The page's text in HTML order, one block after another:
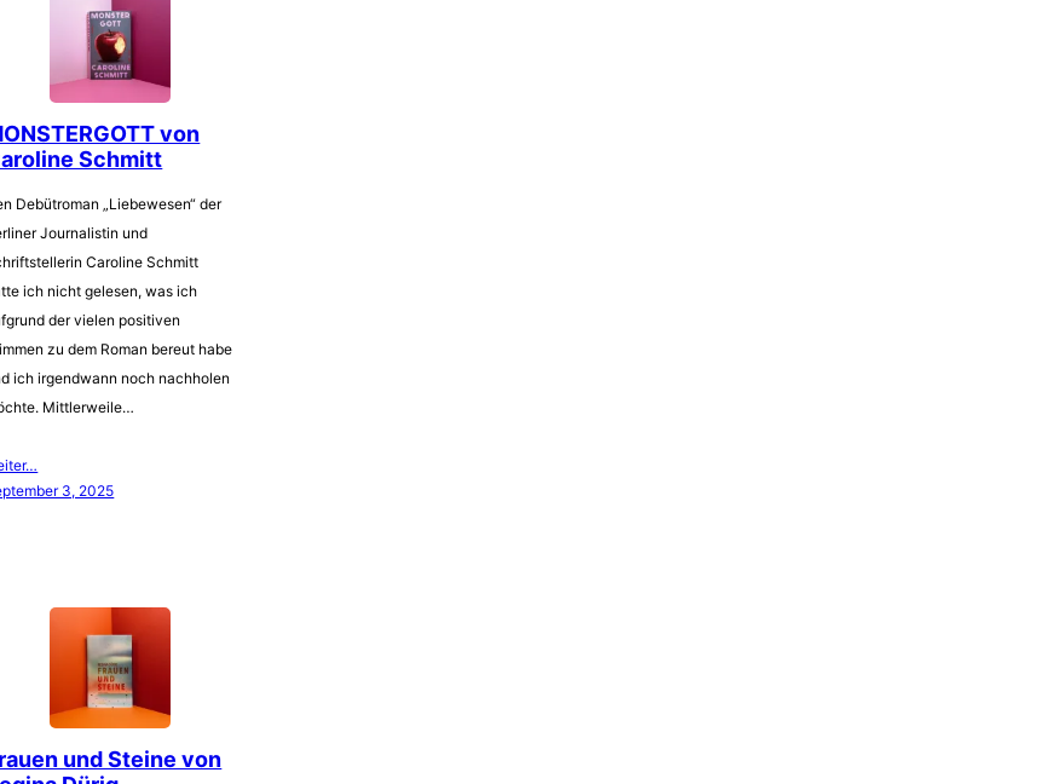
von
Schmitt
Debütroman „Liebewesen“ der
Journalistin und
Caroline Schmitt
ich nicht gelesen, was ich
der vielen positiven
zu dem Roman bereut habe
ich irgendwann noch nachholen
Mittlerweile…
3, 2025
und Steine von